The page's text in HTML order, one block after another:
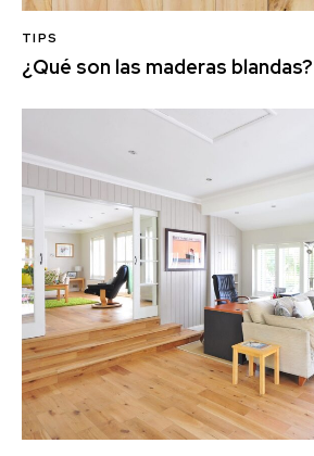
TIPS
¿Qué son las maderas blandas?